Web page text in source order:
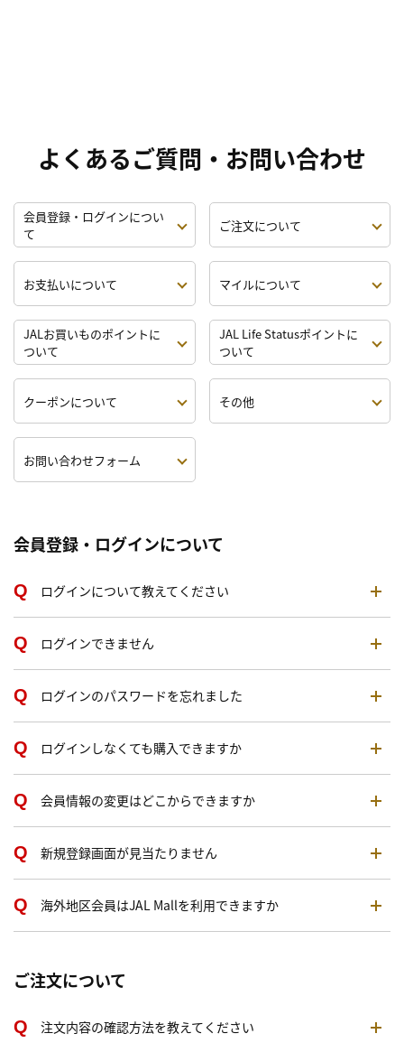
よくあるご質問・お問い合わせ
会員登録・ログインについ
て
ご注文について
お支払いについて マイルについて
JALお買いものポイントに
ついて
JAL Life Statusポイントに
ついて
クーポンについて その他
お問い合わせフォーム
会員登録・ログインについて
ログインについて教えてください
ログインできません
ログインのパスワードを忘れました
ログインしなくても購入できますか
会員情報の変更はどこからできますか
新規登録画面が見当たりません
海外地区会員はJAL Mallを利用できますか
ご注文について
注文内容の確認方法を教えてください